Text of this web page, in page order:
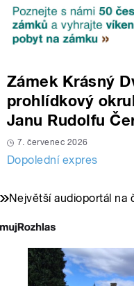
Zámek Krásný
prohlídkový
Janu Rudolfu
7. červenec 2026
Dopolední expres
Největší audioportál na